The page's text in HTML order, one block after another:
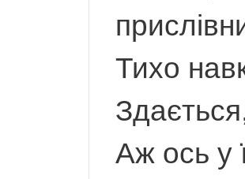
Тихо
Аж ось у